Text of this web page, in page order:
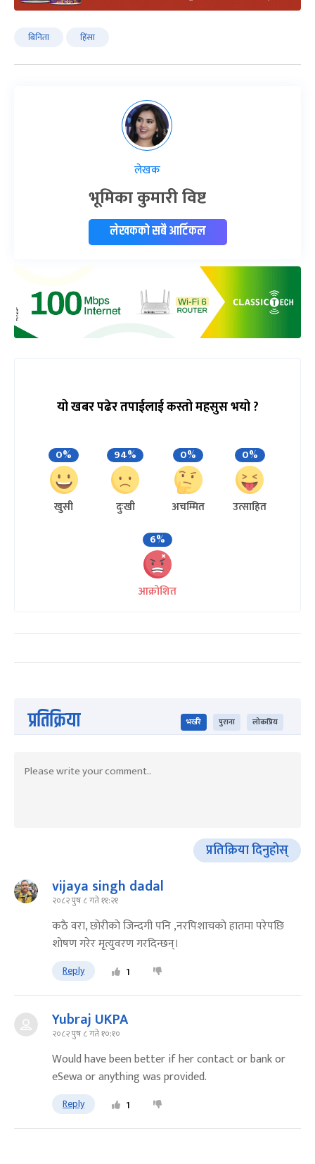
बिनिता हिंसा
लेखक
भूमिका कुमारी विष्ट
लेखकको सबै आर्टिकल
यो खबर पढेर तपाईलाई कस्तो महसुस भयो ?
0%
खुसी
94%
दुःखी
0%
अचम्मित
0%
उत्साहित
6%
आक्रोशित
प्रतिक्रिया भर्खरै पुराना लोकप्रिय
प्रतिक्रिया दिनुहोस्
vijaya singh dadal
२०८२ पुष ८ गते ११:२१
कठै वरा, छाेरीकाे जिन्दगी पनि ,नरपिशाचकाे हातमा परेपछि
शाेषण गरेर मृत्युवरण गरदिन्छन्।
Reply 1
Yubraj UKPA
२०८२ पुष ८ गते १०:१०
Would have been better if her contact or bank or
eSewa or anything was provided.
Reply 1